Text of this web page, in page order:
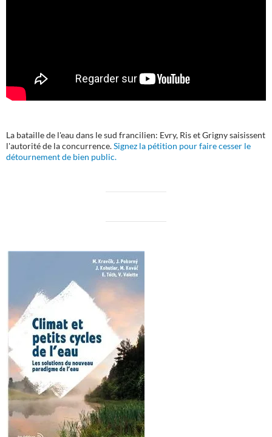
La bataille de l'eau dans le sud francilien: Evry, Ris et Grigny saisissent
l'autorité de la concurrence.Signez la pétition pour faire cesser le
détournement de bien public.